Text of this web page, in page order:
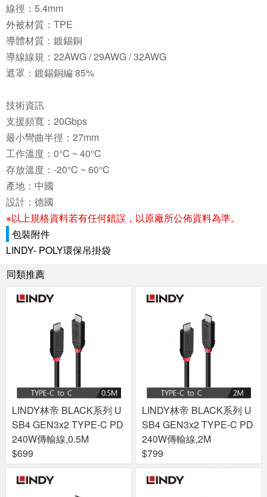
線徑：5.4mm
外被材質：TPE
導體材質：鍍錫銅
導線線規：22AWG / 29AWG / 32AWG
遮罩：鍍錫銅編 85%
技術資訊
支援頻寬：20Gbps
最小彎曲半徑：27mm
工作溫度：0°C ~ 40°C
存放溫度：-20°C ~ 60°C
產地：中國
設計：德國
※以上規格資料若有任何錯誤，以原廠所公佈資料為準。
包裝附件
LINDY- POLY環保吊掛袋
同類推薦
LINDY林帝 BLACK系列 U
SB4 GEN3x2 TYPE-C PD
240W傳輸線,0.5M
$699
LINDY林帝 BLACK系列 U
SB4 GEN3x2 TYPE-C PD
240W傳輸線,2M
$799